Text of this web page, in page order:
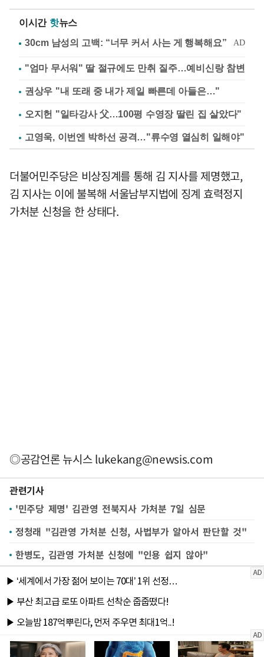
이시간 핫뉴스
"엄마 무서워" 딸 절규에도 만취 질주…예비신랑 참변
권상우 "내 또래 중 내가 제일 빠른데 아들은…"
오지헌 "일타강사 父…100평 수영장 딸린 집 살았다"
고영욱, 이번엔 박하선 공격…"류수영 열심히 일해야"
더불어민주당은 비상징계를 통해 김 지사를 제명했고,
김 지사는 이에 불복해 서울남부지법에 징계 효력정지
가처분 신청을 한 상태다.
◎공감언론 뉴시스lukekang@newsis.com
관련기사
'민주당 제명' 김관영 전북지사 가처분 7일 심문
정청래 "김관영 가처분 신청, 사법부가 알아서 판단할 것"
한병도, 김관영 가처분 신청에 "인용 쉽지 않아"